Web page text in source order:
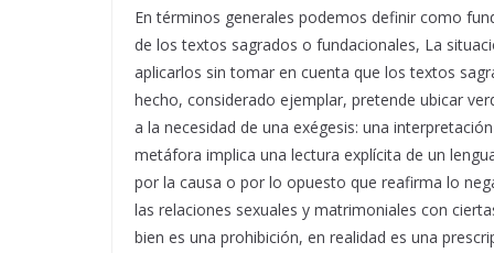
En términos generales podemos definir como
de los textos sagrados o fundacionales, La
aplicarlos sin tomar en cuenta que los textos
hecho, considerado ejemplar, pretende ubicar
a la necesidad de una exégesis: una
metáfora implica una lectura explícita de un
por la causa o por lo opuesto que reafirma lo
las relaciones sexuales y matrimoniales con
bien es una prohibición, en realidad es una